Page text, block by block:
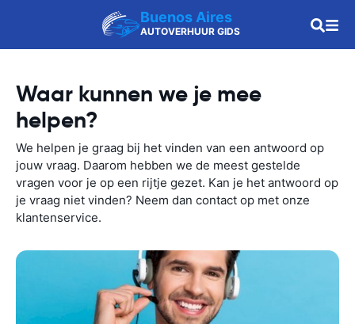
Buenos Aires
AUTOVERHUUR GIDS
Waar kunnen we je mee
helpen?
We helpen je graag bij het vinden van een antwoord op
jouw vraag. Daarom hebben we de meest gestelde
vragen voor je op een rijtje gezet. Kan je het antwoord op
je vraag niet vinden? Neem dan contact op met onze
klantenservice.